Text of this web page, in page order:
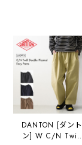
DANTON [ダント
ン] W C/N Twill